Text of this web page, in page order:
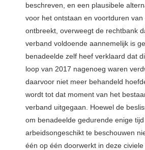
beschreven, en een plausibele
voor het ontstaan en voortduren van
ontbreekt, overweegt de rechtbank
verband voldoende aannemelijk is
benadeelde zelf heef verklaard dat
loop van 2017 nagenoeg waren
daarvoor niet meer behandeld
wordt tot dat moment van het
verband uitgegaan. Hoewel de
om benadeelde gedurende enige
arbeidsongeschikt te beschouwen
één op één doorwerkt in deze